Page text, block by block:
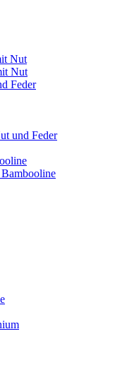
Nut
Nut
Feder
und Feder